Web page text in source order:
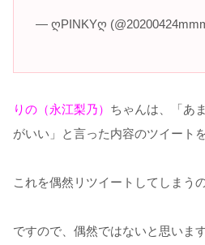
— ღPINKYღ
りの（永江梨乃） ちゃんは、「あ
がいい」と言った内容のツイート
これを偶然リツイートしてしまう
ですので、偶然ではないと思います